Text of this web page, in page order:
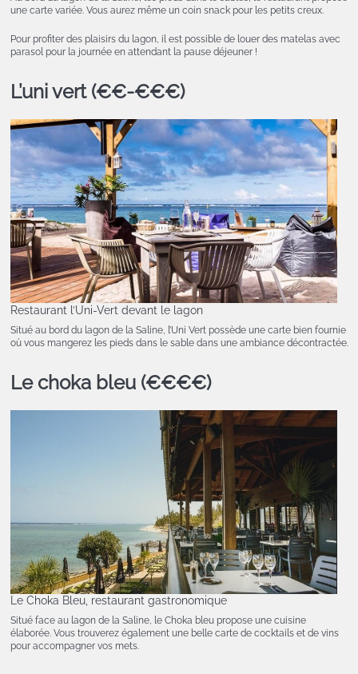
une carte variée. Vous aurez même un coin snack pour les petits creux.
Pour profiter des plaisirs du lagon, il est possible de louer des matelas avec
parasol pour la journée en attendant la pause déjeuner !
L’uni vert (€€-€€€)
Restaurant l’Uni-Vert devant le lagon
Situé au bord du lagon de la Saline, l’Uni Vert possède une carte bien fournie
où vous mangerez les pieds dans le sable dans une ambiance décontractée.
Le choka bleu (€€€€)
Le Choka Bleu, restaurant gastronomique
Situé face au lagon de la Saline, le Choka bleu propose une cuisine
élaborée. Vous trouverez également une belle carte de cocktails et de vins
pour accompagner vos mets.